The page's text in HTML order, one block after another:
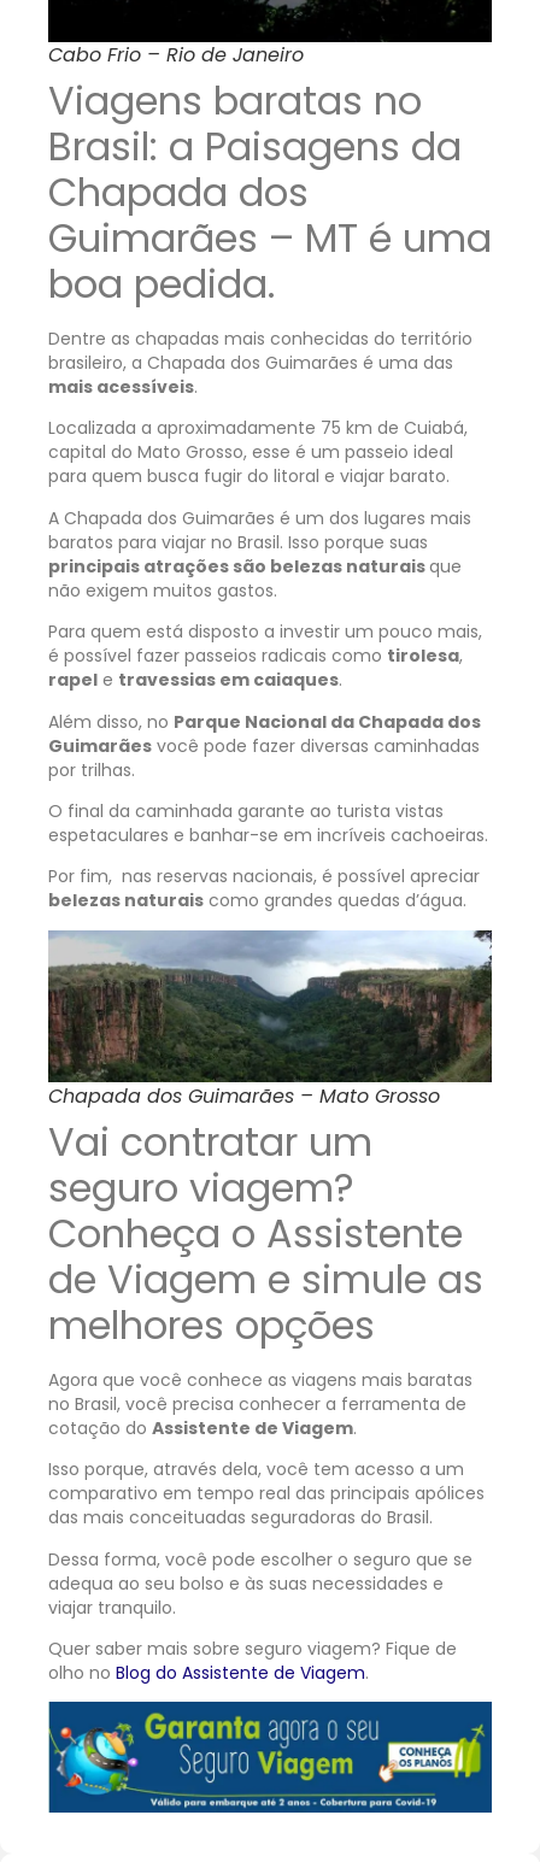
Cabo Frio – Rio de Janeiro
Viagens baratas no
Brasil: a Paisagens da
Chapada dos
Guimarães – MT é uma
boa pedida.
Dentre as chapadas mais conhecidas do território
brasileiro, a Chapada dos Guimarães é uma das
mais acessíveis.
Localizada a aproximadamente 75 km de Cuiabá,
capital do Mato Grosso, esse é um passeio ideal
para quem busca fugir do litoral e viajar barato.
A Chapada dos Guimarães é um dos lugares mais
baratos para viajar no Brasil. Isso porque suas
principais atrações são belezas naturaisque
não exigem muitos gastos.
Para quem está disposto a investir um pouco mais,
é possível fazer passeios radicais como tirolesa,
rapel e travessias em caiaques.
Além disso, no Parque Nacional da Chapada dos
Guimarães você pode fazer diversas caminhadas
por trilhas.
O final da caminhada garante ao turista vistas
espetaculares e banhar-se em incríveis cachoeiras.
Por fim, nas reservas nacionais, é possível apreciar
belezas naturais como grandes quedas d’água.
Chapada dos Guimarães – Mato Grosso
Vai contratar um
seguro viagem?
Conheça o Assistente
de Viagem e simule as
melhores opções
Agora que você conhece as viagens mais baratas
no Brasil, você precisa conhecer a ferramenta de
cotação do Assistente de Viagem.
Isso porque, através dela, você tem acesso a um
comparativo em tempo real das principais apólices
das mais conceituadas seguradoras do Brasil.
Dessa forma, você pode escolher o seguro que se
adequa ao seu bolso e às suas necessidades e
viajar tranquilo.
Quer saber mais sobre seguro viagem? Fique de
olho no Blog do Assistente de Viagem.